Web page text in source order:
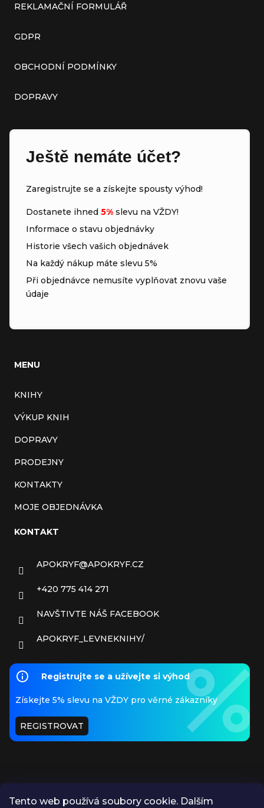
Tento web používá soubory cookie. Dalším
REKLAMAČNÍ FORMULÁŘ
GDPR
OBCHODNÍ PODMÍNKY
DOPRAVY
Ještě nemáte účet?
Zaregistrujte se a získejte spousty výhod!
Dostanete ihned 5% slevu na VŽDY!
Informace o stavu objednávky
Historie všech vašich objednávek
Na každý nákup máte slevu 5%
Při objednávce nemusíte vyplňovat znovu vaše
údaje
MENU
KNIHY
VÝKUP KNIH
DOPRAVY
PRODEJNY
KONTAKTY
MOJE OBJEDNÁVKA
KONTAKT
APOKRYF@APOKRYF.CZ
+420 775 414 271
NAVŠTIVTE NÁŠ FACEBOOK
APOKRYF_LEVNEKNIHY/
Registrujte se a užívejte si výhod
Získejte 5% slevu na VŽDY pro věrné zákazníky
REGISTROVAT